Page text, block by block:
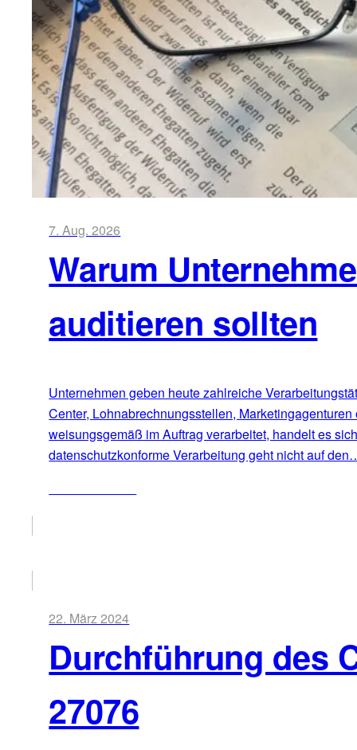
7. Aug. 2026
Warum
auditieren sollten
Unternehmen geben heute zahlreiche
Center, Lohnabrechnungsstellen,
weisungsgemäß im Auftrag verarbeitet, handelt es
datenschutzkonforme Verarbeitung geht nicht auf
22. März 2024
Durchführung des
27076